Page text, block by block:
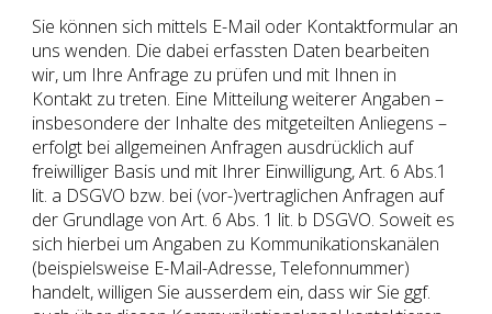
Sie können sich mittels E-Mail oder Kontaktformular an
uns wenden. Die dabei erfassten Daten bearbeiten
wir, um Ihre Anfrage zu prüfen und mit Ihnen in
Kontakt zu treten. Eine Mitteilung weiterer Angaben –
insbesondere der Inhalte des mitgeteilten Anliegens –
erfolgt bei allgemeinen Anfragen ausdrücklich auf
freiwilliger Basis und mit Ihrer Einwilligung, Art. 6 Abs.1
lit. a DSGVO bzw. bei (vor-)vertraglichen Anfragen auf
der Grundlage von Art. 6 Abs. 1 lit. b DSGVO. Soweit es
sich hierbei um Angaben zu Kommunikationskanälen
(beispielsweise E-Mail-Adresse, Telefonnummer)
handelt, willigen Sie ausserdem ein, dass wir Sie ggf.